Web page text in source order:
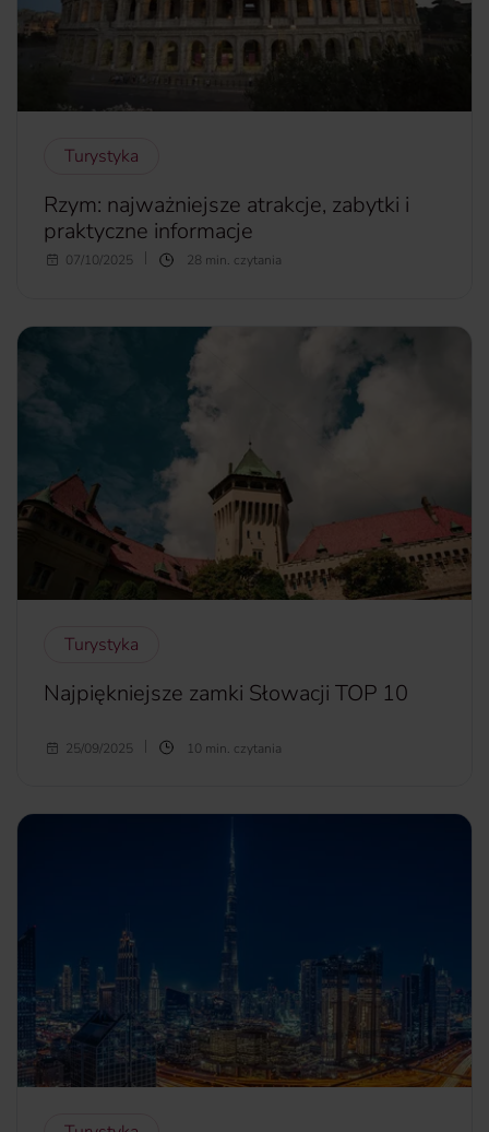
Turystyka
Rzym: najważniejsze atrakcje, zabytki i
praktyczne informacje
Rzym – legendarne Wieczne Miasto, od wieków fascynuje,
wydarzyła, ale wciąż żyje: w murach starożytnych budowli,
brukowanych uliczkach, zapachu świeżo parzonego
espresso i echem kroków na historycznych placach. W
Rzymie przeszłość i teraźniejszość splatają się w niezwykły
sposób – obok potężnego Koloseum znajdziesz
nowoczesne galerie sztuki, modne butiki i tętniące życiem
07/10/2025 28 min. czytania
Turystyka
Najpiękniejsze zamki Słowacji TOP 10
Zamki, ruiny, warownie to miejsca, które kryją nie tylko
czas na nowe odkrycia, Słowacja czeka na Ciebie. Kraj ten,
krajobrazie Karpat i zaprasza każdego miłośnika historii. W
tym artykule przedstawiamy 10 zamków, które nie tylko
fascynujące historie. Gotowy na podróż w czasie?
Zapraszamy do odkrycia najpiękniejszych zamków Słowacji.
więcej...
25/09/2025 10 min. czytania